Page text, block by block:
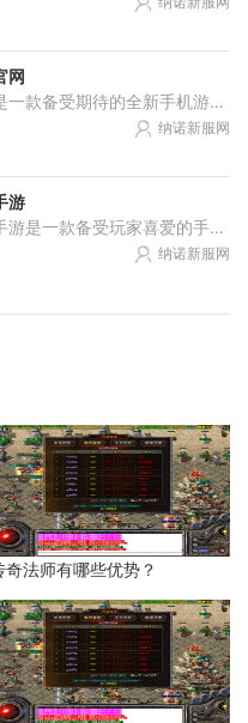
网
传世无双手游是一款备受期待的全新手机游戏，以经典的战斗玩法、精美的画面和丰富的游戏内容而备受瞩目。作为一款多人在线对战游戏，传世无双手游官网为玩家提供了全新的游戏
纳诺新服网
游
传世超级变态手游是一款备受玩家喜爱的手机游戏。作为一款超级变态的游戏，它不仅给予玩家强大的战斗力和精彩刺激的剧情，更让人们沉浸于极致的游戏体验中。以下将详细介绍这
纳诺新服网
奇法师有哪些优势？